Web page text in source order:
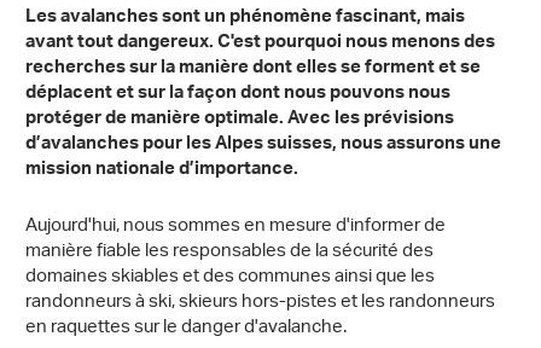
Les avalanches sont un phénomène fascinant, mais
avant tout dangereux. C'est pourquoi nous menons des
recherches sur la manière dont elles se forment et se
déplacent et sur la façon dont nous pouvons nous
protéger de manière optimale. Avec les prévisions
d’avalanches pour les Alpes suisses, nous assurons une
mission nationale d’importance.
Aujourd'hui, nous sommes en mesure d'informer de
manière fiable les responsables de la sécurité des
domaines skiables et des communes ainsi que les
randonneurs à ski,skieurs hors-pisteset les randonneurs
en raquettes sur le danger d'avalanche.